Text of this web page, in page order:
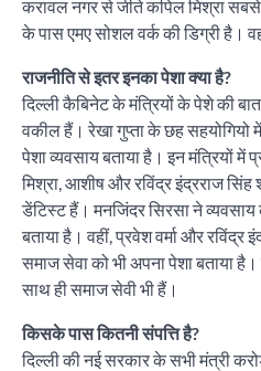
करावल नगर से जीते कपिल मिश्रा
के पास एमए सोशल वर्क की डिग्री है।
राजनीति से इतर इनका पेशा क्या है?
दिल्ली कैबिनेट के मंत्रियों के पेशे की
वकील हैं। रेखा गुप्ता के छह सहयोगियो
पेशा व्यवसाय बताया है। इन मंत्रियों में
मिश्रा, आशीष और रविंद्र इंद्रराज
डेंटिस्ट हैं। मनजिंदर सिरसा ने
बताया है। वहीं, प्रवेश वर्मा और रविंद्र
समाज सेवा को भी अपना पेशा बताया
साथ ही समाज सेवी भी हैं।
किसके पास कितनी संपत्ति है?
दिल्ली की नई सरकार के सभी मंत्री